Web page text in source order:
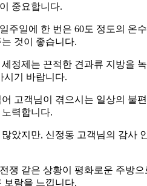
중요합니다.
주일에 한 번은 60도 정도의 온
것이 좋습니다.
정제는 끈적한 견과류 지방을
시기 바랍니다.
고객님이 겪으시는 일상의 불
력합니다.
았지만, 신정동 고객님의 감사
쟁 같은 상황이 평화로운 주방으
보람을 느낍니다.